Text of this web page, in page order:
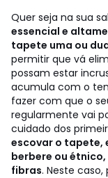
Quer seja na sua
essencial e
tapete uma ou
permitir que vá
possam estar
acumula com o
fazer com que o
regularmente vai
cuidado dos
escovar o tapete,
berbere ou
fibras. Neste